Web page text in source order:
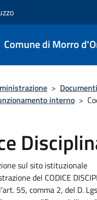
Comune di Morro
>
interno >
sul sito istituzionale
del CODICE
55, comma 2, del D.